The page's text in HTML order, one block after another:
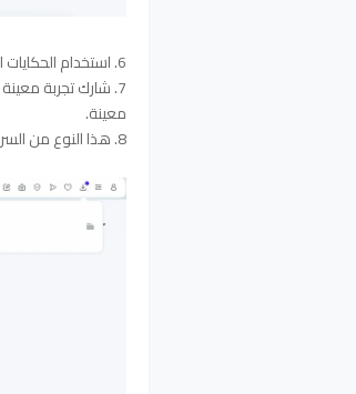
6. استخدام الحكايات الشخصية يمكن أن تكون الحكايات الشخصية وسيلة فعالة لجعل سيرتك الذاتية أكثر جاذبية.
7. شارك تجربة
معينة.
8. هذا النوع من السرد يجعل سيرتك الذاتية تبرز بين الآخرين: